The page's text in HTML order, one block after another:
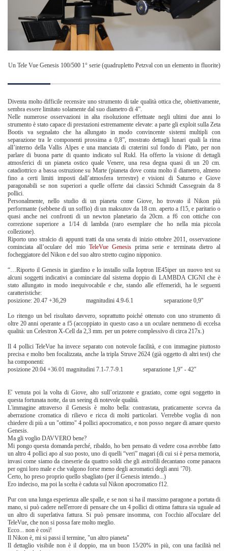
Un Tele Vue Genesis 100/500 1° serie (quadrupletto Petzval con un elemento in fluorite)
Diventa molto difficile recensire uno strumento di tale qualità ottica che, obiettivamente,
sembra essere limitato solamente dal suo diametro di 4”.
Nelle numerose osservazioni in alta risoluzione effettuate negli ultimi due anni lo
strumento è stato capace di prestazioni estremamente elevate: a parte gli exploit sulla Zeta
Bootis va segnalato che ha allungato in modo convincente sistemi multipli con
separazione tra le componenti prossima a 0,8”, mostrato dettagli lunari quali la rima
all’interno della Vallis Alpes e una manciata di craterini sul fondo di Plato, per non
parlare di buona parte di quanto indicato sul Rukl. Ha offerto la visione di dettagli
atmosferici di un pianeta ostico quale Venere, una resa degna quasi di un 20 cm.
catadiottrico a bassa ostruzione su Marte (pianeta dove conta molto il diametro, almeno
fino a certi limiti imposti dall’atmosfera terrestre) e visioni di Saturno e Giove
paragonabili se non superiori a quelle offerte dai classici Schmidt Cassegrain da 8
pollici.
Personalmente, nello studio di un pianeta come Giove, ho trovato il Nikon più
performante (sebbene di un soffio) di un maksutov da 18 cm. aperto a f15, e paritario o
quasi anche nei confronti di un newton planetario da 20cm. a f6 con ottiche con
correzione superiore a 1/14 di lambda (raro esemplare che ho nella mia piccola
collezione).
Riporto uno stralcio di appunti tratti da una serata di inizio ottobre 2011, osservazione
cominciata all’oculare del mio TeleVue Genesis prima serie e terminata dietro al
focheggiatore del Nikon e del suo altro stretto cugino nipponico.
“…Riporto il Genesis in giardino e lo installo sulla Ioptron IE45iper un nuovo test su
alcuni soggetti indicativi a cominciare dal sistema doppio di LAMBDA CIGNI che è
stato allungato in modo inequivocabile e che, stando alle effemeridi, ha le seguenti
caratteristiche:
posizione: 20.47 +36,29 magnitudini 4.9-6.1 separazione 0,9"
Lo ritengo un bel risultato davvero, soprattutto poiché ottenuto con uno strumento di
oltre 20 anni operante a f5 (accoppiato in questo caso a un oculare nemmeno di eccelsa
qualità: un Celestron X-Cell da 2,3 mm. per un potere complessivo di circa 217x.)
Il 4 pollici TeleVue ha invece separato con notevole facilità, e con immagine piuttosto
precisa e molto ben focalizzata, anche la tripla Struve 2624 (già oggetto di altri test) che
ha componenti:
posizione 20.04 +36.01 magnitudini 7.1-7.7-9.1 separazione 1,9" - 42"
E' venuta poi la volta di Giove, alto sull’orizzonte e graziato, come ogni soggetto in
questa fortunata notte, da un seeing di notevole qualità.
L'immagine attraverso il Genesis è molto bella: contrastata, praticamente scevra da
aberrazione cromatica di rilievo e ricca di molti particolari. Verrebbe voglia di non
chiedere di più a un "ottimo" 4 pollici apocromatico, e non posso negare di amare questo
Genesis.
Ma gli voglio DAVVERO bene?
Mi pongo questa domanda perché, ribaldo, ho ben pensato di vedere cosa avrebbe fatto
un altro 4 pollici apo al suo posto, uno di quelli “veri” magari (di cui si è persa memoria,
invasi come siamo da cineserie da quattro soldi che gli astrofili decantano come panacea
per ogni loro male e che valgono forse meno degli acromatici degli anni ’70).
Certo, ho preso proprio quello sbagliato (per il Genesis intendo...)
Ero indeciso, ma poi la scelta è caduta sul Nikon apocromatico f12.
Pur con una lunga esperienza alle spalle, e se non si ha il massimo paragone a portata di
mano, si può cadere nell'errore di pensare che un 4 pollici di ottima fattura sia uguale ad
un altro di superlativa fattura. Si può pensare insomma, con l'occhio all'oculare del
TeleVue, che non si possa fare molto meglio.
Ecco... non è così!
Il Nikon è, mi si passi il termine, "un altro pianeta"
Il dettaglio visibile non è il doppio, ma un buon 15/20% in più, con una facilità nel